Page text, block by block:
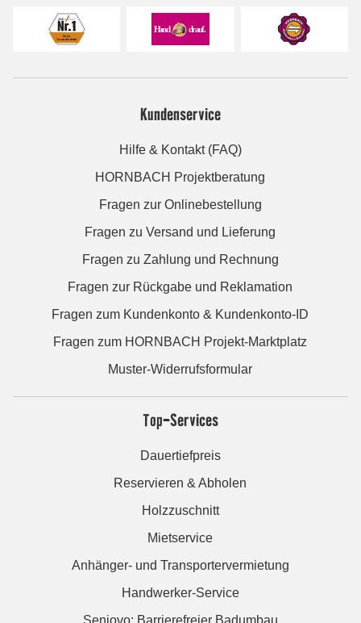
Kundenservice
Hilfe & Kontakt (FAQ)
HORNBACH Projektberatung
Fragen zur Onlinebestellung
Fragen zu Versand und Lieferung
Fragen zu Zahlung und Rechnung
Fragen zur Rückgabe und Reklamation
Fragen zum Kundenkonto & Kundenkonto-ID
Fragen zum HORNBACH Projekt-Marktplatz
Muster-Widerrufsformular
Top-Services
Dauertiefpreis
Reservieren & Abholen
Holzzuschnitt
Mietservice
Anhänger- und Transportervermietung
Handwerker-Service
Seniovo: Barrierefreier Badumbau